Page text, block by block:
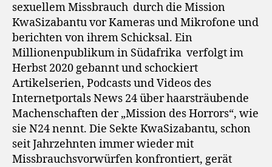
sexuellem Missbrauch durch die Mission
KwaSizabantu vor Kameras und Mikrofone und
berichten von ihrem Schicksal. Ein
Millionenpublikum in Südafrika verfolgt im
Herbst 2020 gebannt und schockiert
Artikelserien, Podcasts und Videos des
Internetportals News 24 über haarsträubende
Machenschaften der „Mission des Horrors“, wie
sie N24 nennt. Die Sekte KwaSizabantu, schon
seit Jahrzehnten immer wieder mit
Missbrauchsvorwürfen konfrontiert, gerät